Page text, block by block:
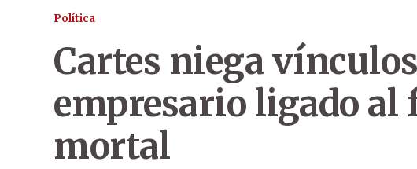
Política
Cartes niega
empresario ligado al
mortal